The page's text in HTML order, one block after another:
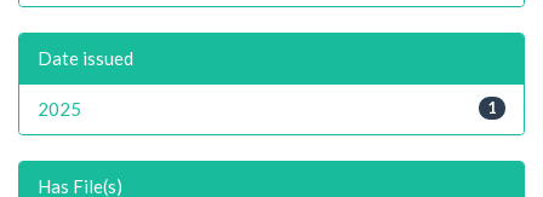
Date issued
1
2025
Has File(s)